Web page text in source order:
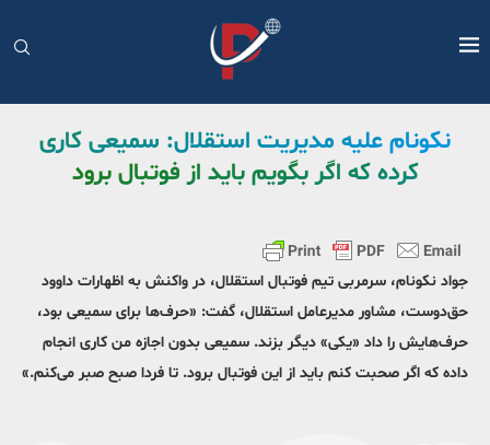
نکونام علیه مدیریت استقلال: سمیعی کاری
کرده که اگر بگویم باید از فوتبال برود
جواد نکونام، سرمربی تیم فوتبال استقلال، در واکنش به اظهارات داوود
حق‌دوست، مشاور مدیرعامل استقلال، گفت: «حرف‌ها برای سمیعی بود،
حرف‌هایش را داد «یکی» دیگر بزند. سمیعی بدون اجازه من کاری انجام
داده که اگر صحبت کنم باید از این فوتبال برود. تا فردا صبح صبر می‌کنم.»